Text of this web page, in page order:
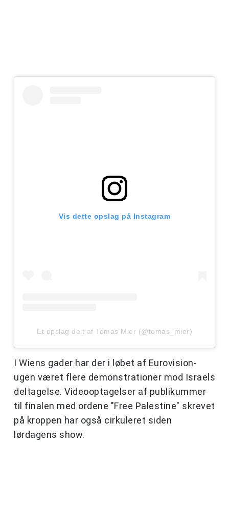
Vis dette opslag på Instagram
Et opslag delt af Tomás Mier (@tomas_mier)
I Wiens gader har der i løbet af Eurovision-
ugen været flere demonstrationer mod Israels
deltagelse. Videooptagelser af publikummer
til finalen med ordene "Free Palestine" skrevet
på kroppen har også cirkuleret siden
lørdagens show.